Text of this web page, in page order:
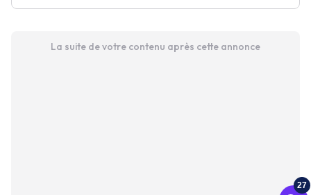
La suite de votre contenu après cette annonce
27